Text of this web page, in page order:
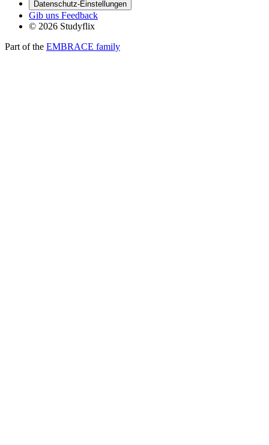
Datenschutz-Einstellungen
Gib uns Feedback
© 2026 Studyflix
Part of the EMBRACE family